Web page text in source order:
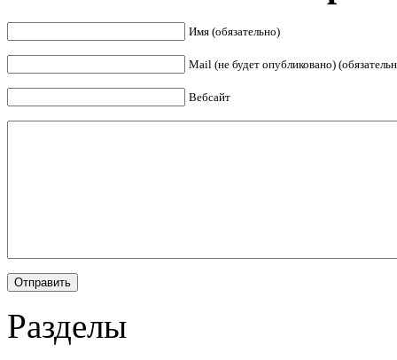
Имя (обязательно)
Mail (не будет опубликовано)
Вебсайт
Разделы